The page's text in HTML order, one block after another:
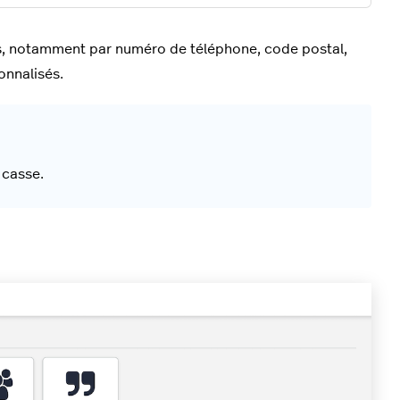
notamment par numéro de téléphone, code postal,